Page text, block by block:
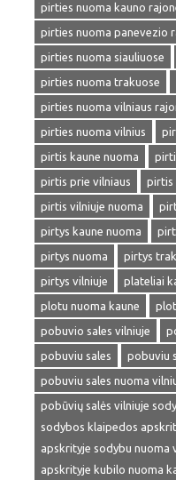
pirties nuoma kauno
pirties nuoma panevezio
pirties nuoma siauliuose
pirties nuoma trakuose
pirties nuoma vilniaus
pirties nuoma vilnius
pirtis kaune nuoma
pirtis prie vilniaus
pirtis
pirtis vilniuje nuoma
pirtys kaune nuoma
pirtys nuoma
pirtys
pirtys vilniuje
plateliai
plotu nuoma kaune
pobuvio sales vilniuje
pobuviu sales
pobuviu
pobuviu sales nuoma
pobūvių salės vilniuje
sodybos klaipedos
apskrityje sodybu nuoma
apskrityje kubilo nuoma